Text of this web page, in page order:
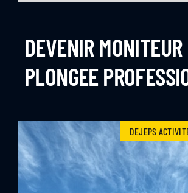
DEVENIR MONITEUR
PLONGEE
DEJEPS